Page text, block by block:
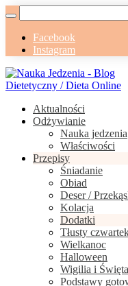
Facebook
Instagram
Aktualności
Odżywianie
Nauka jedzenia
Właściwości
Przepisy
Śniadanie
Obiad
Deser /
Kolacja
Dodatki
Tłusty
Wielkanoc
Halloween
Wigilia i Święta
Podstawy